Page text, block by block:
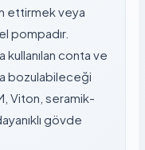
ettirmek veya
pompadır.
kullanılan conta ve
bozulabileceği
Viton, seramik-
gövde